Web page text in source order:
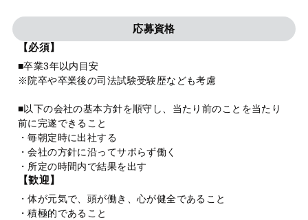
応募資格
【必須】
■卒業3年以内目安
※院卒や卒業後の司法試験受験歴なども考慮
■以下の会社の基本方針を順守し、当たり前のことを当たり
前に完遂できること
・毎朝定時に出社する
・会社の方針に沿ってサボらず働く
・所定の時間内で結果を出す
【歓迎】
・体が元気で、頭が働き、心が健全であること
・積極的であること